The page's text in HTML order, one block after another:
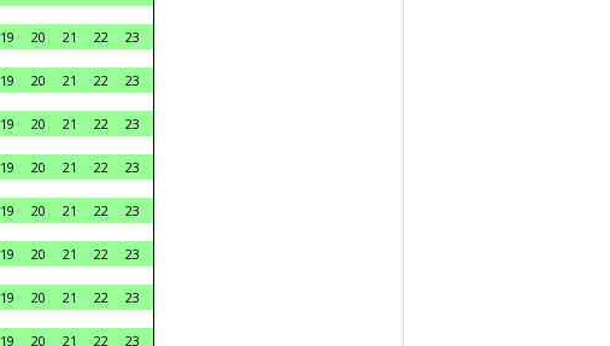
19 20 21 22
23
19 20 21 22
23
19 20 21 22
23
19 20 21 22
23
19 20 21 22
23
19 20 21 22
23
19 20 21 22
23
19 20 21 22
23